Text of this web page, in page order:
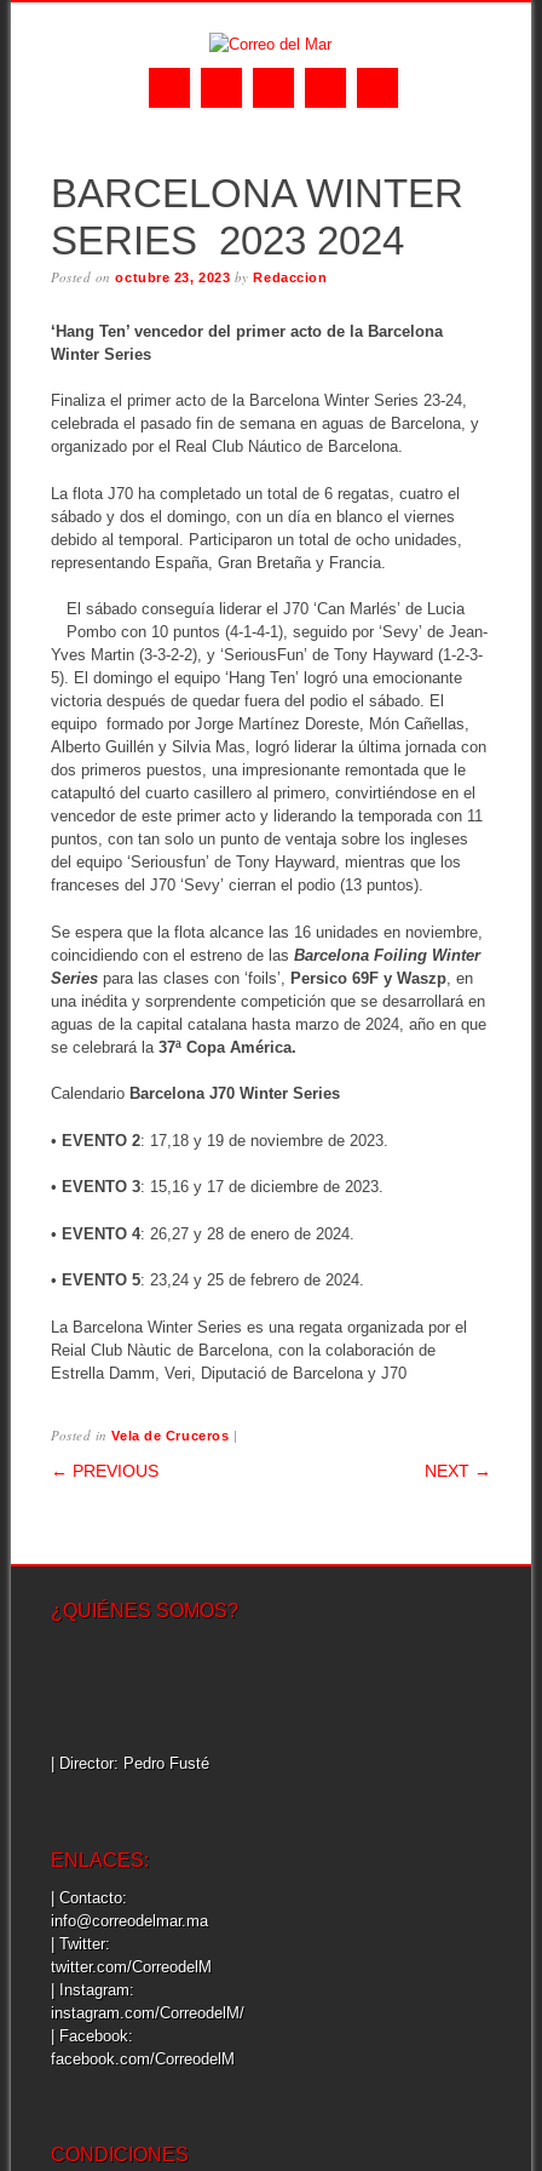
content
BARCELONA WINTER
SERIES 2023 2024
Posted onoctubre 23, 2023 byRedaccion
‘Hang Ten’ vencedor del primer acto de la Barcelona
Winter Series
Finaliza el primer acto de la Barcelona Winter Series 23-24,
celebrada el pasado fin de semana en aguas de Barcelona, y
organizado por el Real Club Náutico de Barcelona.
La flota J70 ha completado un total de 6 regatas, cuatro el
sábado y dos el domingo, con un día en blanco el viernes
debido al temporal. Participaron un total de ocho unidades,
representando España, Gran Bretaña y Francia.
El sábado conseguía liderar el J70 ‘Can Marlés’ de Lucia
Pombo con 10 puntos (4-1-4-1), seguido por ‘Sevy’ de Jean-
Yves Martin (3-3-2-2), y ‘SeriousFun’ de Tony Hayward (1-2-3-
5). El domingo el equipo ‘Hang Ten’ logró una emocionante
victoria después de quedar fuera del podio el sábado. El
equipo formado por Jorge Martínez Doreste, Món Cañellas,
Alberto Guillén y Silvia Mas, logró liderar la última jornada con
dos primeros puestos, una impresionante remontada que le
catapultó del cuarto casillero al primero, convirtiéndose en el
vencedor de este primer acto y liderando la temporada con 11
puntos, con tan solo un punto de ventaja sobre los ingleses
del equipo ‘Seriousfun’ de Tony Hayward, mientras que los
franceses del J70 ‘Sevy’ cierran el podio (13 puntos).
Se espera que la flota alcance las 16 unidades en noviembre,
coincidiendo con el estreno de las Barcelona Foiling Winter
Seriespara las clases con ‘foils’, Persico 69F y Waszp, en
una inédita y sorprendente competición que se desarrollará en
aguas de la capital catalana hasta marzo de 2024, año en que
se celebrará la 37ª Copa América.
Calendario Barcelona J70 Winter Series
• EVENTO 2: 17,18 y 19 de noviembre de 2023.
• EVENTO 3: 15,16 y 17 de diciembre de 2023.
• EVENTO 4: 26,27 y 28 de enero de 2024.
• EVENTO 5: 23,24 y 25 de febrero de 2024.
La Barcelona Winter Series es una regata organizada por el
Reial Club Nàutic de Barcelona, con la colaboración de
Estrella Damm, Veri, Diputació de Barcelona y J70
Posted inVela de Cruceros |
POST NAVIGATION
← PREVIOUS NEXT →
¿QUIÉNES SOMOS?
| Director: Pedro Fusté
ENLACES:
| Contacto:
info@correodelmar.ma
| Twitter:
twitter.com/CorreodelM
| Instagram:
instagram.com/CorreodelM/
| Facebook:
facebook.com/CorreodelM
CONDICIONES